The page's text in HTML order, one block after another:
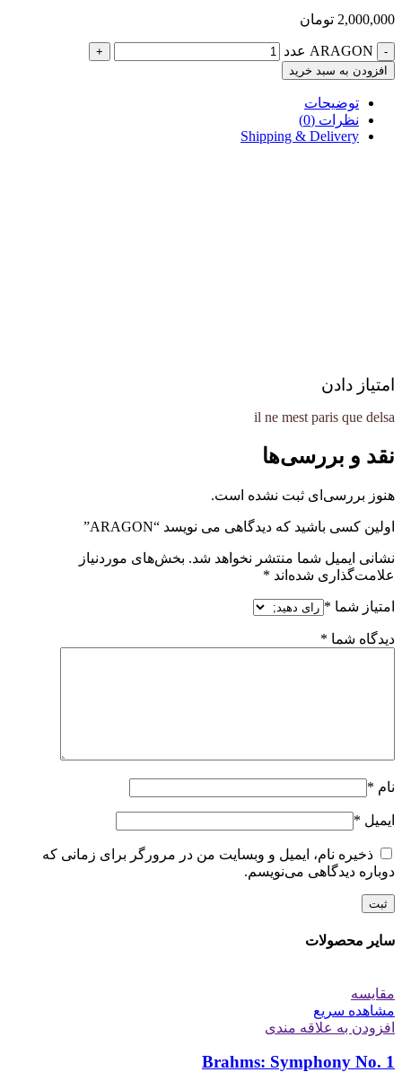
2,000,000 تومان
- ARAGON عدد
+
افزودن به سبد خرید
توضیحات
نظرات (0)
Shipping & Delivery
امتیاز دادن
il ne mest paris que delsa
نقد و بررسی‌ها
هنوز بررسی‌ای ثبت نشده است.
اولین کسی باشید که دیدگاهی می نویسد “ARAGON”
نشانی ایمیل شما منتشر نخواهد شد. بخش‌های موردنیاز
علامت‌گذاری شده‌اند *
امتیاز شما *
دیدگاه شما *
نام *
ایمیل *
ذخیره نام، ایمیل و وبسایت من در مرورگر برای زمانی که
دوباره دیدگاهی می‌نویسم.
سایر محصولات
مقایسه
مشاهده سریع
افزودن به علاقه مندی
Brahms: Symphony No. 1